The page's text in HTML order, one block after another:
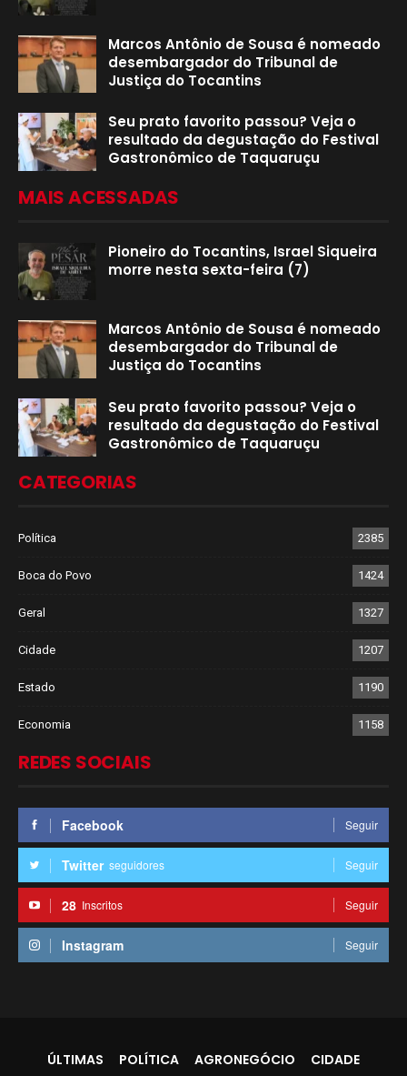
Marcos Antônio de Sousa é nomeado
desembargador do Tribunal de
Justiça do Tocantins
Seu prato favorito passou? Veja o
resultado da degustação do Festival
Gastronômico de Taquaruçu
MAIS ACESSADAS
Pioneiro do Tocantins, Israel Siqueira
morre nesta sexta-feira (7)
Marcos Antônio de Sousa é nomeado
desembargador do Tribunal de
Justiça do Tocantins
Seu prato favorito passou? Veja o
resultado da degustação do Festival
Gastronômico de Taquaruçu
CATEGORIAS
Política 2385
Boca do Povo 1424
Geral 1327
Cidade 1207
Estado 1190
Economia 1158
REDES SOCIAIS
Facebook Seguir
Twitter seguidores Seguir
28 Inscritos Seguir
Instagram Seguir
ÚLTIMAS POLÍTICA AGRONEGÓCIO
CIDADE